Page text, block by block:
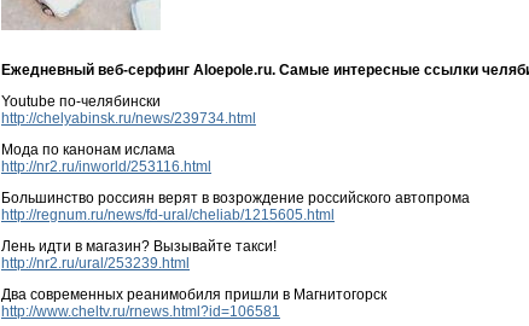
Ежедневный веб-серфинг Aloepole.ru. Самые интересные ссылки
Youtube по-челябински
http://chelyabinsk.ru/news/239734.html
Мода по канонам ислама
http://nr2.ru/inworld/253116.html
Большинство россиян верят в возрождение российского автопрома
http://regnum.ru/news/fd-ural/cheliab/1215605.html
Лень идти в магазин? Вызывайте такси!
http://nr2.ru/ural/253239.html
Два современных реанимобиля пришли в Магнитогорск
http://www.cheltv.ru/rnews.html?id=106581